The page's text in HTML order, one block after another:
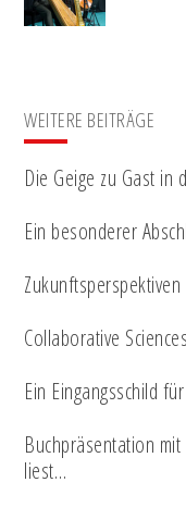
WEITERE BEITRÄGE
Die Geige zu Gast in
Ein besonderer
Collaborative
Ein Eingangsschild
Buchpräsentation
liest…